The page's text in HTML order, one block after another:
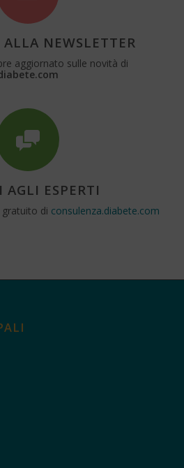
ALLA NEWSLETTER
aggiornato sulle novità di
AGLI ESPERTI
di consulenza.diabete.com